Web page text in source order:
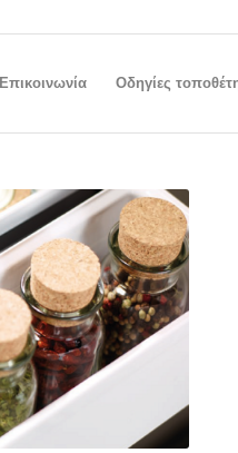
Επικοινωνία Οδηγίες